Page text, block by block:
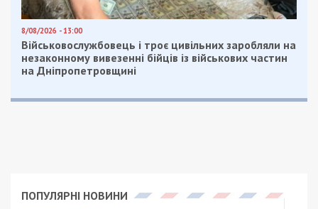
Приєднатися
Читайте також
Следующая статья: